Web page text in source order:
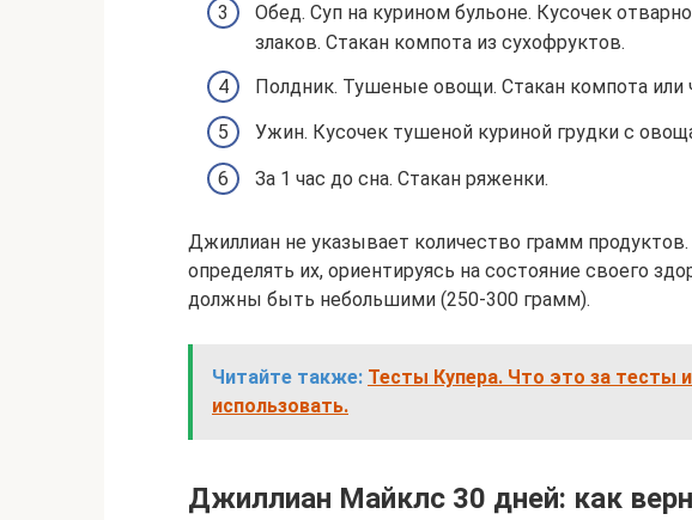
Обед. Суп на курином бульоне. Кусочек
злаков. Стакан компота из сухофруктов.
Полдник. Тушеные овощи. Стакан компота или
Ужин. Кусочек тушеной куриной грудки с
За 1 час до сна. Стакан ряженки.
Джиллиан не указывает количество грамм
определять их, ориентируясь на состояние своего
должны быть небольшими (250-300 грамм).
Читайте также: Тесты Купера. Что это за тесты
использовать.
Джиллиан Майклс 30 дней: как